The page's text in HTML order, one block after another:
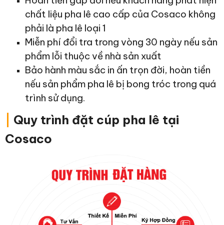
chất liệu pha lê cao cấp của Cosaco không
phải là pha lê loại 1
Miễn phí đổi tra trong vòng 30 ngày nếu sản
phẩm lỗi thuộc về nhà sản xuất
Bảo hành màu sắc in ấn trọn đời, hoàn tiền
nếu sản phẩm pha lê bị bong tróc trong quá
trình sử dụng.
Quy trình đặt cúp pha lê tại
Cosaco